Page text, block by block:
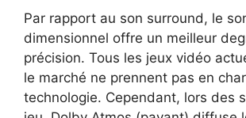
Par rapport au son surround, le
dimensionnel offre un meilleur
précision. Tous les jeux vidéo
le marché ne prennent pas en
technologie. Cependant, lors des